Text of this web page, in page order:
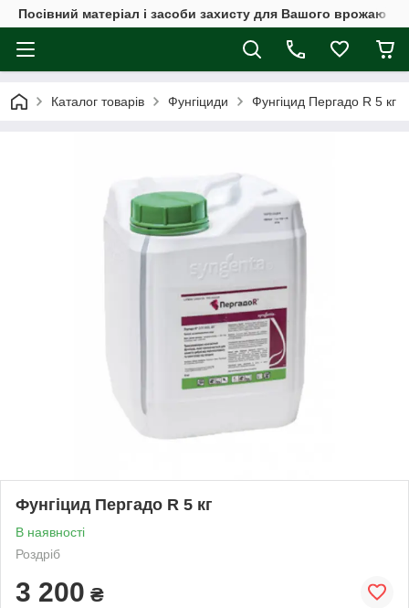
Посівний матеріал і засоби захисту для Вашого врожаю
Каталог товарів Фунгіциди Фунгіцид Пергадо R 5 кг
Фунгіцид Пергадо R 5 кг
В наявності
Роздріб
3 200 ₴